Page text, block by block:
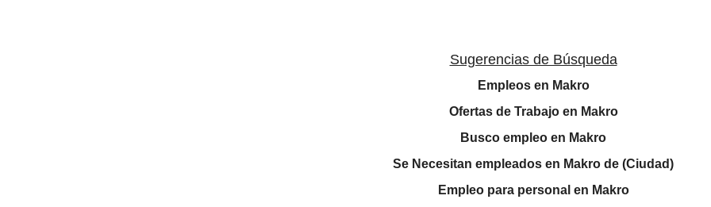
Sugerencias de Búsqueda
Empleos en Makro
Ofertas de Trabajo en Makro
Busco empleo en Makro
Se Necesitan empleados en Makro de (Ciudad)
Empleo para personal en Makro